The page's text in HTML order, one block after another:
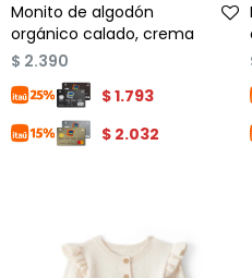
Monito de algodón
orgánico calado, crema
$ 2.390
$1.793
$ 2.032